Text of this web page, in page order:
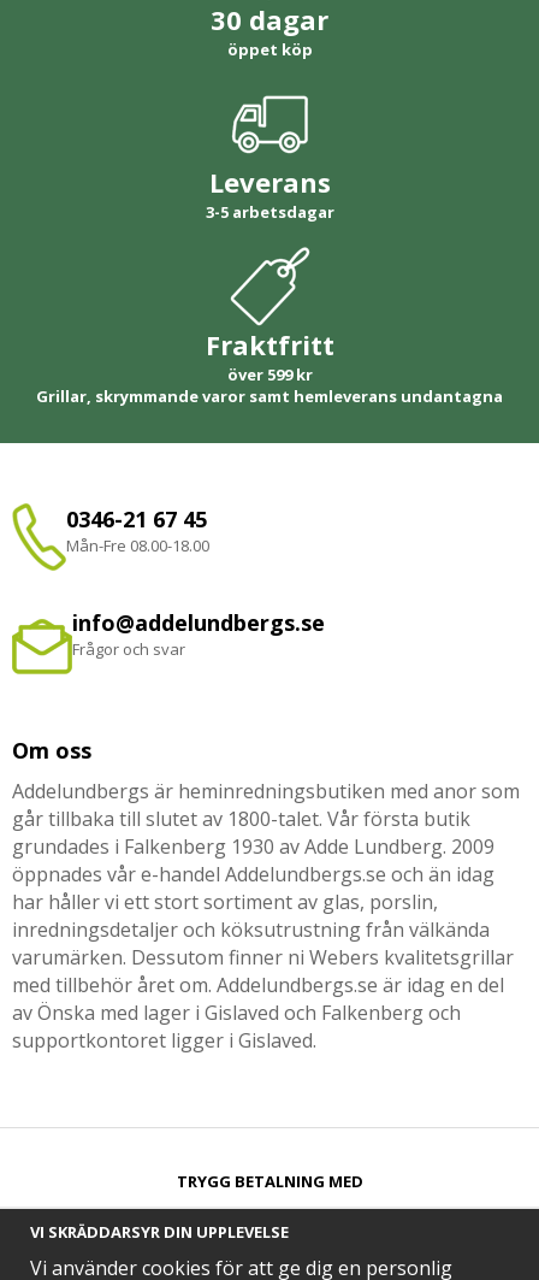
30 dagar
öppet köp
Leverans
3-5 arbetsdagar
Fraktfritt
över 599 kr
Grillar, skrymmande varor samt hemleverans undantagna
0346-21 67 45
Mån-Fre 08.00-18.00
info@addelundbergs.se
Frågor och svar
Om oss
Addelundbergs är heminredningsbutiken med anor som
går tillbaka till slutet av 1800-talet. Vår första butik
grundades i Falkenberg 1930 av Adde Lundberg. 2009
öppnades vår e-handel Addelundbergs.se och än idag
har håller vi ett stort sortiment av glas, porslin,
inredningsdetaljer och köksutrustning från välkända
varumärken. Dessutom finner ni Webers kvalitetsgrillar
med tillbehör året om. Addelundbergs.se är idag en del
av Önska med lager i Gislaved och Falkenberg och
supportkontoret ligger i Gislaved.
TRYGG BETALNING MED​
VI SKRÄDDARSYR DIN UPPLEVELSE
Vi använder cookies för att ge dig en personlig